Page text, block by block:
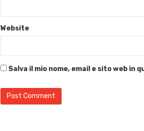
Website
Salva il mio nome, email e sito web in